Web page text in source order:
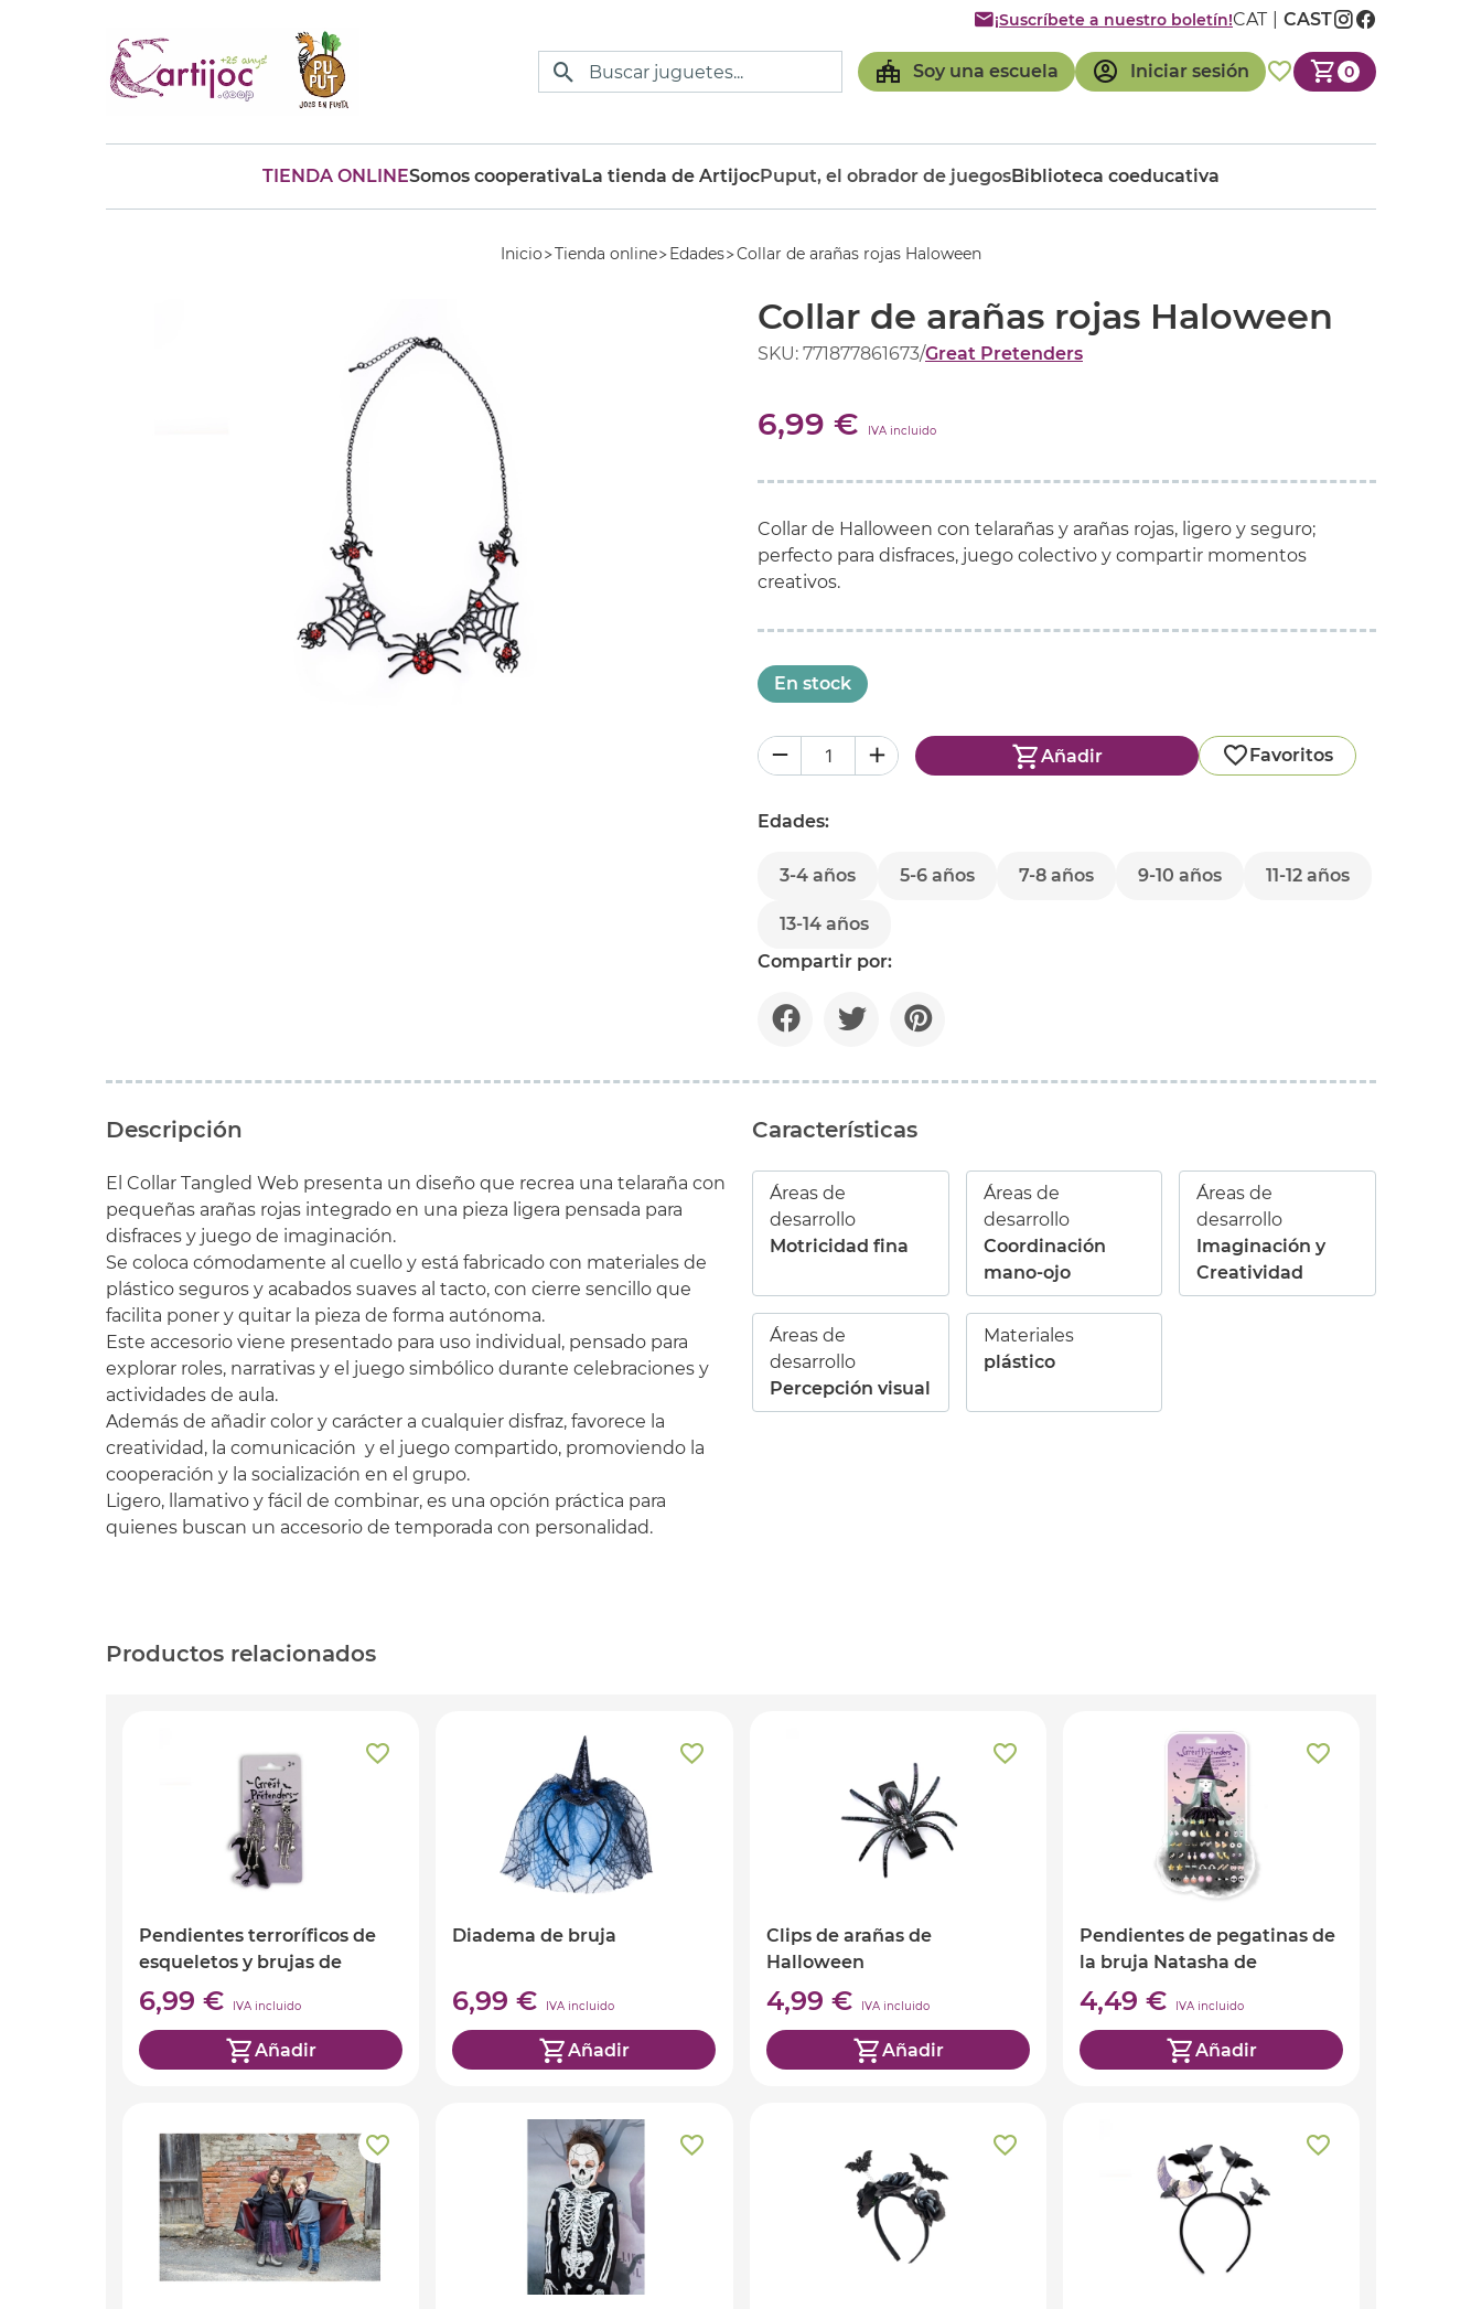
Soy una escuela Iniciar sesión 0
¡Suscríbete a nuestro boletín!CAT CAST
TIENDA ONLINESomos cooperativaLa tienda de ArtijocPuput, el obrador de juegosBiblioteca coeducativa
Inicio Tienda online Edades Collar de arañas rojas Haloween
Collar de arañas rojas Haloween
SKU: 771877861673/Great Pretenders
6,99 € IVA incluido
Collar de Halloween con telarañas y arañas rojas, ligero y seguro;
perfecto para disfraces, juego colectivo y compartir momentos
creativos.
En stock
Añadir Favoritos
Edades:
3-4 años 5-6 años 7-8 años 9-10 años 11-12 años
13-14 años
Compartir por:
Descripción
El Collar Tangled Web presenta un diseño que recrea una telaraña con
pequeñas arañas rojas integrado en una pieza ligera pensada para
disfraces y juego de imaginación.
Se coloca cómodamente al cuello y está fabricado con materiales de
plástico seguros y acabados suaves al tacto, con cierre sencillo que
facilita poner y quitar la pieza de forma autónoma.
Este accesorio viene presentado para uso individual, pensado para
explorar roles, narrativas y el juego simbólico durante celebraciones y
actividades de aula.
Además de añadir color y carácter a cualquier disfraz, favorece la
creatividad, la comunicación y el juego compartido, promoviendo la
cooperación y la socialización en el grupo.
Ligero, llamativo y fácil de combinar, es una opción práctica para
quienes buscan un accesorio de temporada con personalidad.
Características
Áreas de
desarrollo
Motricidad fina
Áreas de
desarrollo
Coordinación
mano-ojo
Áreas de
desarrollo
Imaginación y
Creatividad
Áreas de
desarrollo
Percepción visual
Materiales
plástico
Productos relacionados
Pendientes terroríficos de
esqueletos y brujas de
Halloween
6,99 € IVA incluido
Añadir
Diadema de bruja
6,99 € IVA incluido
Añadir
Clips de arañas de
Halloween
4,99 € IVA incluido
Añadir
Pendientes de pegatinas de
la bruja Natasha de
Halloween
4,49 € IVA incluido
Añadir